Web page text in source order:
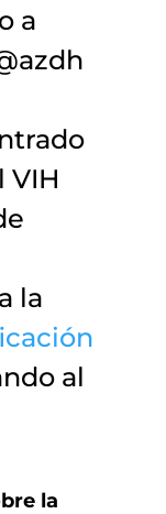
a
VIH
la
al
la